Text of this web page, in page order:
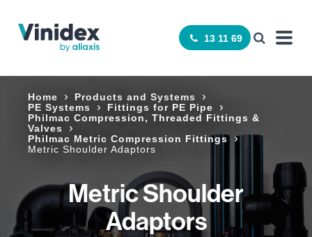
13 11 69
Home
Products and Systems
PE Systems
Fittings for PE Pipe
Philmac Compression, Threaded Fittings &
Valves
Philmac Metric Compression Fittings
Metric Shoulder Adaptors
Metric Shoulder
Adaptors